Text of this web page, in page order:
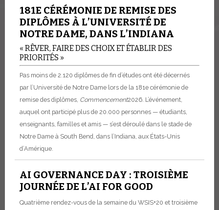
181E CÉRÉMONIE DE REMISE DES
DIPLÔMES À L’UNIVERSITÉ DE
NOTRE DAME, DANS L’INDIANA
« RÊVER, FAIRE DES CHOIX ET ÉTABLIR DES
PRIORITÉS »
Pas moins de 2.120 diplômes de fin d’études ont été décernés
par l’Université de Notre Dame lors de la 181e cérémonie de
remise des diplômes, Commencement2026. L’événement,
auquel ont participé plus de 20.000 personnes — étudiants,
enseignants, familles et amis — s’est déroulé dans le stade de
Notre Dame à South Bend, dans l’Indiana, aux États-Unis
d’Amérique.
AI GOVERNANCE DAY : TROISIÈME
JOURNÉE DE L’AI FOR GOOD
Quatrième rendez-vous de la semaine du WSIS+20 et troisième